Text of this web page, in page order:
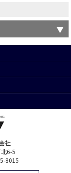
社
6-5
8015